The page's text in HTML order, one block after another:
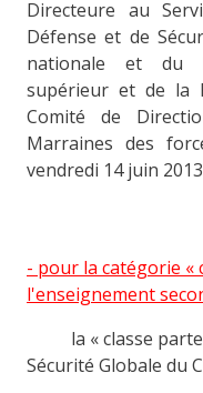
Directeure au
Défense et de
nationale et du
supérieur et de la
Comité de
Marraines des
vendredi 14 juin
- pour la catégorie «
l'enseignement
la « classe
Sécurité Globale du